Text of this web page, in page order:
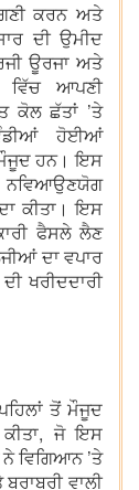
ਕਰਨ ਅਤੇ
ਦੀ ਉਮੀਦ
ਊਰਜਾ ਅਤੇ
ਵਿੱਚ ਆਪਣੀ
ਕੋਲ ਛੱਤਾਂ ’ਤੇ
ਹੋਈਆਂ
ਹਨ। ਇਸ
ਨਵਿਆਉਣਯੋਗ
ਕੀਤਾ। ਇਸ
ਫੈਸਲੇ ਲੈਣ
ਦਾ ਵਪਾਰ
ਖਰੀਦਦਾਰੀ
ਤੋਂ ਮੌਜੂਦ
ਜੋ ਇਸ
ਵਿਗਿਆਨ ’ਤੇ
ਵਾਲੀ